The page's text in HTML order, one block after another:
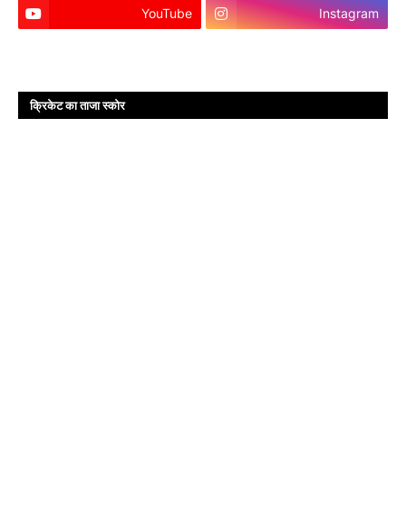
YouTube Instagram
क्रिकेट का ताजा स्कोर